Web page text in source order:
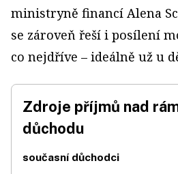
ministryně financí Alena
se zároveň řeší i posílení
co nej­dříve – ideálně už u
Zdroje příjmů nad
důchodu
současní důchodci